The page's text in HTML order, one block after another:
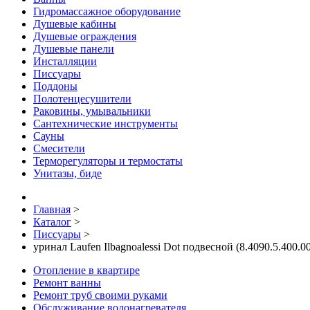
Гидромассажное оборудование
Душевые кабины
Душевые ограждения
Душевые панели
Инсталляции
Писсуары
Поддоны
Полотенцесушители
Раковины, умывальники
Сантехнические инструменты
Сауны
Смесители
Терморегуляторы и термостаты
Унитазы, биде
Главная >
Каталог >
Писсуары >
уринал Laufen Ilbagnoalessi Dot подвесной
Отопление в квартире
Ремонт ванны
Ремонт труб своими руками
Обслуживание водонагревателя